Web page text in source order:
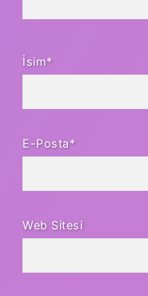
İsim*
E-Posta*
Web Sitesi